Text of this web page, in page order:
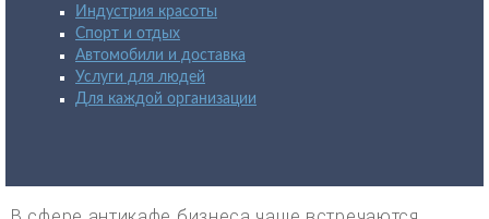
Индустрия красоты
Спорт и отдых
Автомобили и доставка
Услуги для людей
Для каждой организации